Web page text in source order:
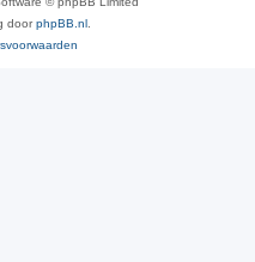
doorphpBB.nl